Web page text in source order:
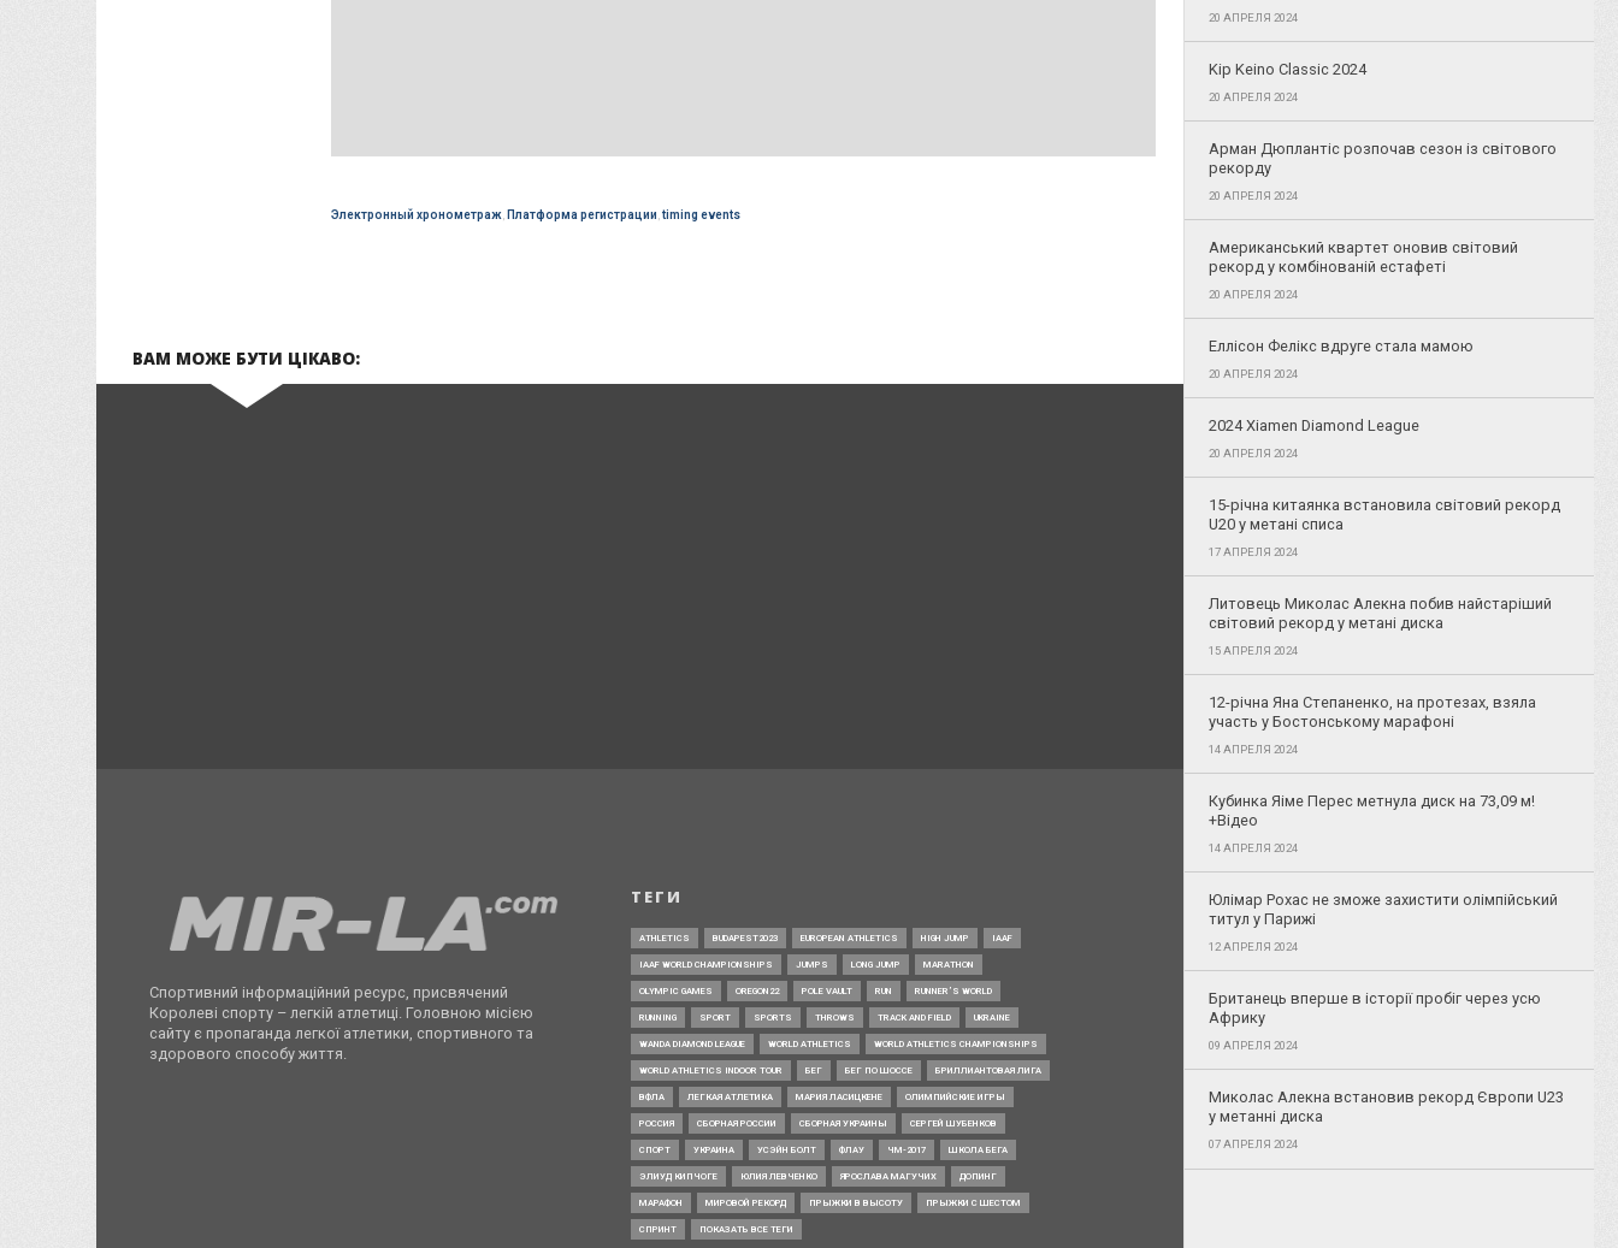
Электронный хронометраж, Платформа регистрации,timing events
ВАМ МОЖЕ БУТИ ЦІКАВО:
20 АПРЕЛЯ 2024
Kip Keino Classic 2024
20 АПРЕЛЯ 2024
Арман Дюплантіс розпочав сезон із світового
рекорду
20 АПРЕЛЯ 2024
Американський квартет оновив світовий
рекорд у комбінованій естафеті
20 АПРЕЛЯ 2024
Еллісон Фелікс вдруге стала мамою
20 АПРЕЛЯ 2024
2024 Xiamen Diamond League
20 АПРЕЛЯ 2024
15-річна китаянка встановила світовий рекорд
U20 у метані списа
17 АПРЕЛЯ 2024
Литовець Миколас Алекна побив найстаріший
світовий рекорд у метані диска
15 АПРЕЛЯ 2024
12-річна Яна Степаненко, на протезах, взяла
участь у Бостонському марафоні
14 АПРЕЛЯ 2024
Кубинка Яіме Перес метнула диск на 73,09 м!
+Відео
14 АПРЕЛЯ 2024
Юлімар Рохас не зможе захистити олімпійський
титул у Парижі
12 АПРЕЛЯ 2024
Британець вперше в історії пробіг через усю
Африку
09 АПРЕЛЯ 2024
Миколас Алекна встановив рекорд Європи U23
у метанні диска
07 АПРЕЛЯ 2024
Спортивний інформаційний ресурс, присвячений
Королеві спорту – легкій атлетиці. Головною місією
сайту є пропаганда легкої атлетики, спортивного та
здорового способу життя.
ТЕГИ
ATHLETICS BUDAPEST2023 EUROPEAN ATHLETICS HIGH JUMP IAAF
IAAF WORLD CHAMPIONSHIPS JUMPS LONG JUMP MARATHON
OLYMPIC GAMES OREGON22 POLE VAULT RUN RUNNER’S WORLD
RUNNING SPORT SPORTS THROWS TRACK AND FIELD UKRAINE
WANDA DIAMOND LEAGUE WORLD ATHLETICS WORLD ATHLETICS CHAMPIONSHIPS
WORLD ATHLETICS INDOOR TOUR БЕГ БЕГ ПО ШОССЕ БРИЛЛИАНТОВАЯ ЛИГА
ВФЛА ЛЕГКАЯ АТЛЕТИКА МАРИЯ ЛАСИЦКЕНЕ ОЛИМПИЙСКИЕ ИГРЫ
РОССИЯ СБОРНАЯ РОССИИ СБОРНАЯ УКРАИНЫ СЕРГЕЙ ШУБЕНКОВ
СПОРТ УКРАИНА УСЭЙН БОЛТ ФЛАУ ЧМ-2017 ШКОЛА БЕГА
ЭЛИУД КИПЧОГЕ ЮЛИЯ ЛЕВЧЕНКО ЯРОСЛАВА МАГУЧИХ ДОПИНГ
МАРАФОН МИРОВОЙ РЕКОРД ПРЫЖКИ В ВЫСОТУ ПРЫЖКИ С ШЕСТОМ
СПРИНТ ПОКАЗАТЬ ВСЕ ТЕГИ